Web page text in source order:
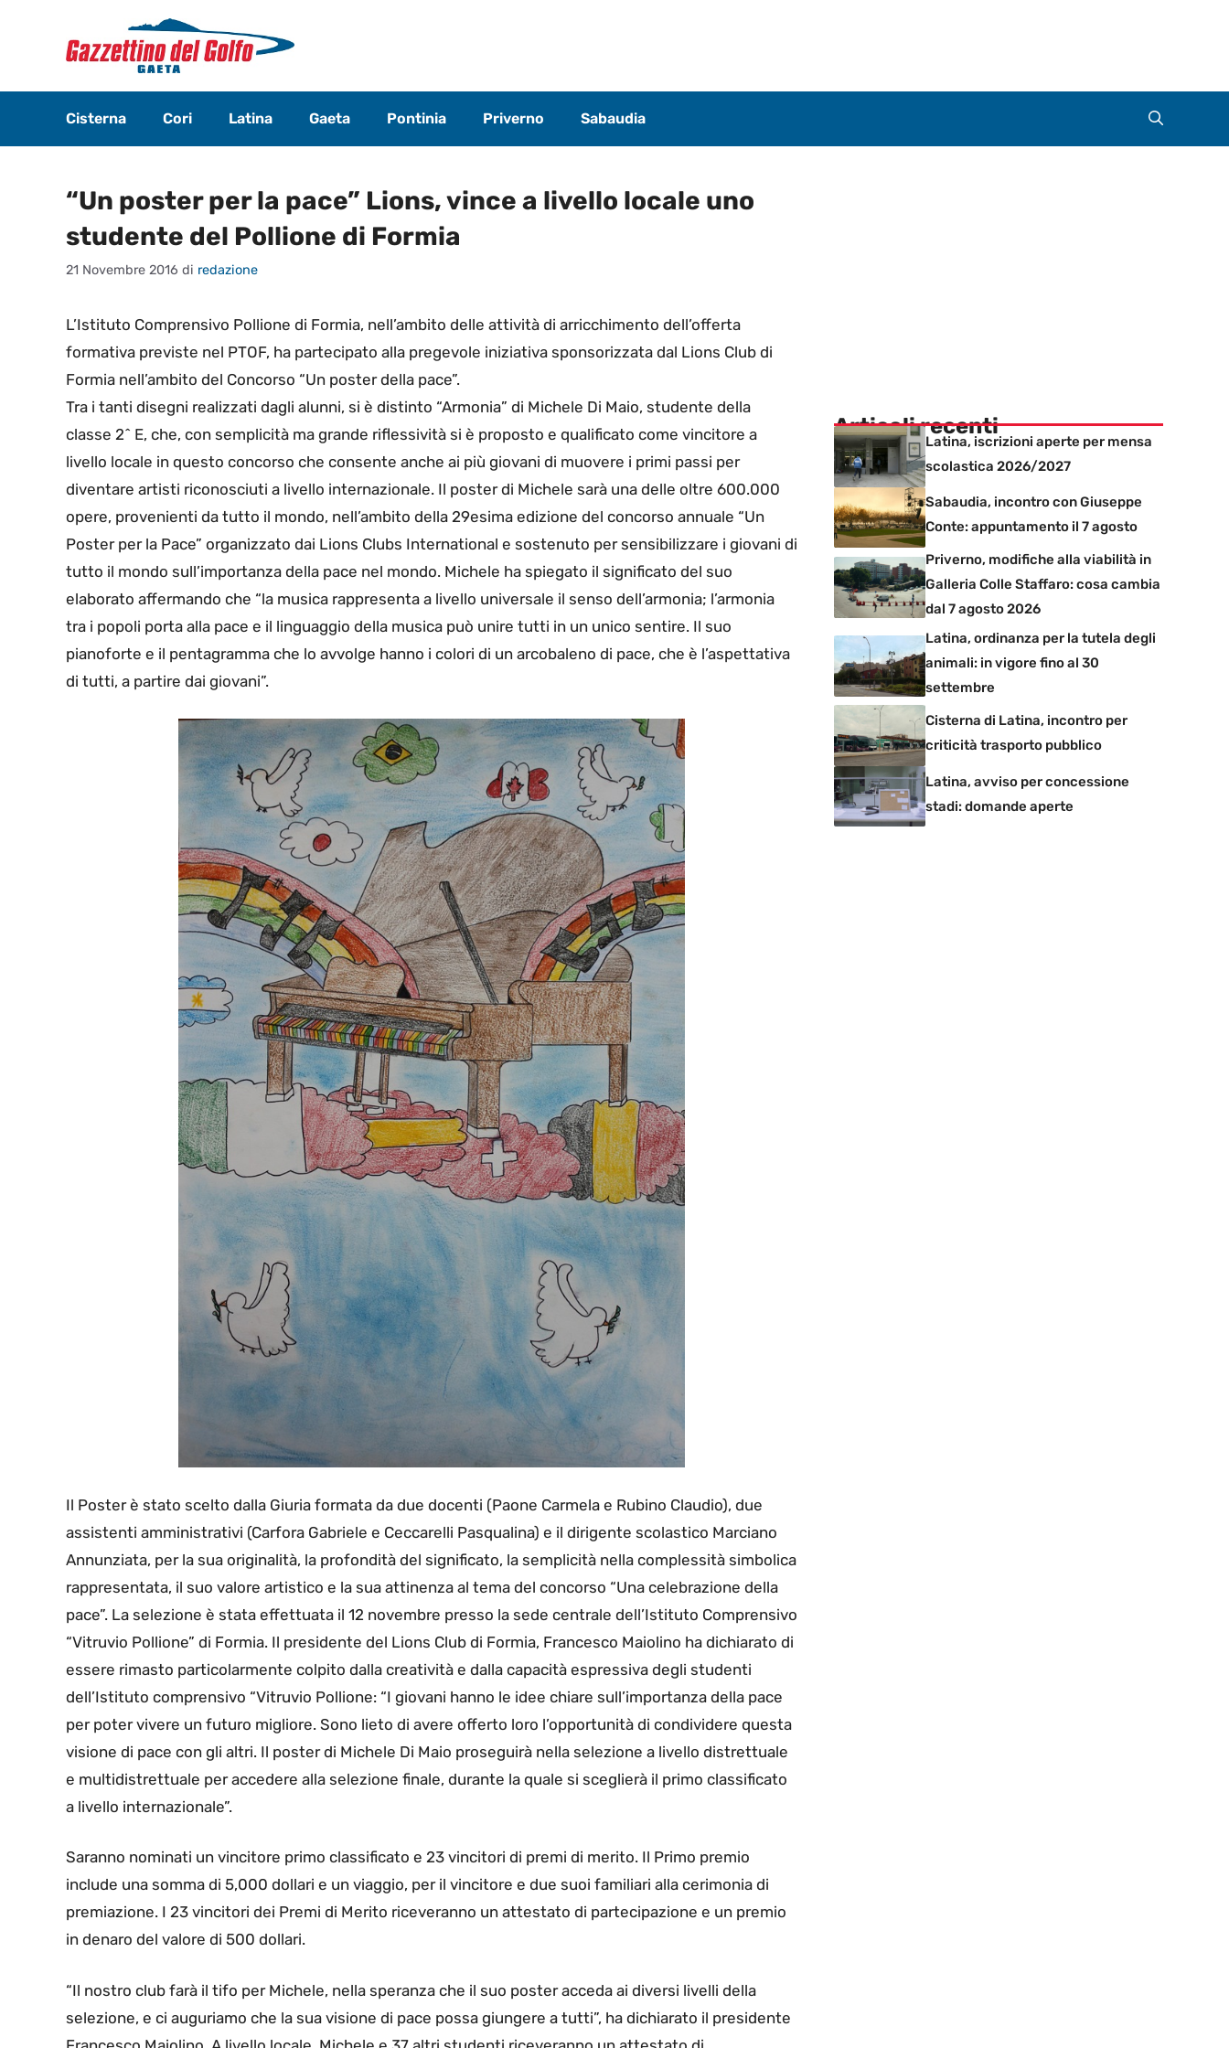
contenuto
Cisterna Cori Latina Gaeta Pontinia Priverno Sabaudia
“Un poster per la pace” Lions, vince a livello locale uno
studente del Pollione di Formia
21 Novembre 2016 di redazione
L’Istituto Comprensivo Pollione di Formia, nell’ambito delle attività di arricchimento dell’offerta
formativa previste nel PTOF, ha partecipato alla pregevole iniziativa sponsorizzata dal Lions Club di
Formia nell’ambito del Concorso “Un poster della pace”.
Tra i tanti disegni realizzati dagli alunni, si è distinto “Armonia” di Michele Di Maio, studente della
classe 2^ E, che, con semplicità ma grande riflessività si è proposto e qualificato come vincitore a
livello locale in questo concorso che consente anche ai più giovani di muovere i primi passi per
diventare artisti riconosciuti a livello internazionale. Il poster di Michele sarà una delle oltre 600.000
opere, provenienti da tutto il mondo, nell’ambito della 29esima edizione del concorso annuale “Un
Poster per la Pace” organizzato dai Lions Clubs International e sostenuto per sensibilizzare i giovani di
tutto il mondo sull’importanza della pace nel mondo. Michele ha spiegato il significato del suo
elaborato affermando che “la musica rappresenta a livello universale il senso dell’armonia; l’armonia
tra i popoli porta alla pace e il linguaggio della musica può unire tutti in un unico sentire. Il suo
pianoforte e il pentagramma che lo avvolge hanno i colori di un arcobaleno di pace, che è l’aspettativa
di tutti, a partire dai giovani”.
Il Poster è stato scelto dalla Giuria formata da due docenti (Paone Carmela e Rubino Claudio), due
assistenti amministrativi (Carfora Gabriele e Ceccarelli Pasqualina) e il dirigente scolastico Marciano
Annunziata, per la sua originalità, la profondità del significato, la semplicità nella complessità simbolica
rappresentata, il suo valore artistico e la sua attinenza al tema del concorso “Una celebrazione della
pace”. La selezione è stata effettuata il 12 novembre presso la sede centrale dell’Istituto Comprensivo
“Vitruvio Pollione” di Formia. Il presidente del Lions Club di Formia, Francesco Maiolino ha dichiarato di
essere rimasto particolarmente colpito dalla creatività e dalla capacità espressiva degli studenti
dell’Istituto comprensivo “Vitruvio Pollione: “I giovani hanno le idee chiare sull’importanza della pace
per poter vivere un futuro migliore. Sono lieto di avere offerto loro l’opportunità di condividere questa
visione di pace con gli altri. Il poster di Michele Di Maio proseguirà nella selezione a livello distrettuale
e multidistrettuale per accedere alla selezione finale, durante la quale si sceglierà il primo classificato
a livello internazionale”.
Saranno nominati un vincitore primo classificato e 23 vincitori di premi di merito. Il Primo premio
include una somma di 5,000 dollari e un viaggio, per il vincitore e due suoi familiari alla cerimonia di
premiazione. I 23 vincitori dei Premi di Merito riceveranno un attestato di partecipazione e un premio
in denaro del valore di 500 dollari.
“Il nostro club farà il tifo per Michele, nella speranza che il suo poster acceda ai diversi livelli della
selezione, e ci auguriamo che la sua visione di pace possa giungere a tutti”, ha dichiarato il presidente
Articoli recenti
Latina, iscrizioni aperte per mensa
scolastica 2026/2027
Sabaudia, incontro con Giuseppe
Conte: appuntamento il 7 agosto
Priverno, modifiche alla viabilità in
Galleria Colle Staffaro: cosa cambia
dal 7 agosto 2026
Latina, ordinanza per la tutela degli
animali: in vigore fino al 30
settembre
Cisterna di Latina, incontro per
criticità trasporto pubblico
Latina, avviso per concessione
stadi: domande aperte